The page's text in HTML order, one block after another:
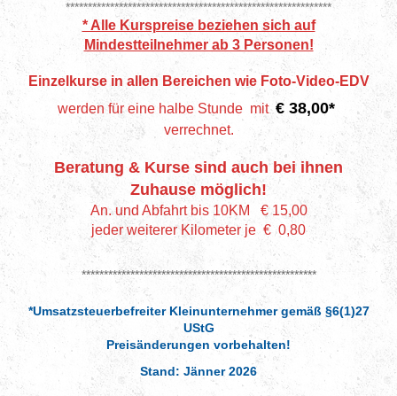
************************************************************
* Alle Kurspreise beziehen sich auf
Mindestteilnehmer ab 3 Personen!
Einzelkurse in allen Bereichen wie Foto-Video-EDV
werden für eine halbe Stunde mit € 38,00*
verrechnet.
Beratung & Kurse sind auch bei ihnen
Zuhause möglich!
An. und Abfahrt bis 10KM € 15,00
jeder weiterer Kilometer je € 0,80
*****************************************************
*Umsatzsteuerbefreiter Kleinunternehmer gemäß §6(1)27
UStG
Preisänderungen vorbehalten!
Stand: Jänner 2026